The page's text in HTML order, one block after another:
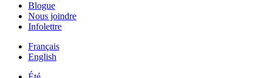
Blogue
Nous joindre
Infolettre
Français
English